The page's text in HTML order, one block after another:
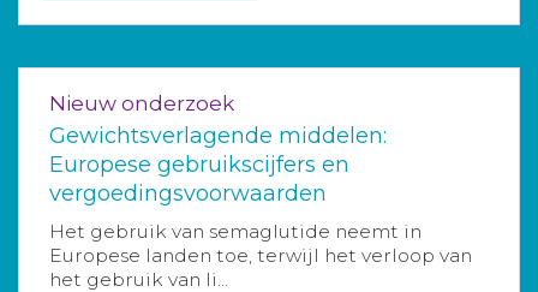
Nieuw onderzoek
Gewichtsverlagende middelen:
Europese gebruikscijfers en
vergoedingsvoorwaarden
Het gebruik van semaglutide neemt in
Europese landen toe, terwijl het verloop van
het gebruik van li...